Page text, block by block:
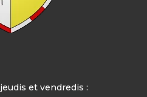
et vendredis :